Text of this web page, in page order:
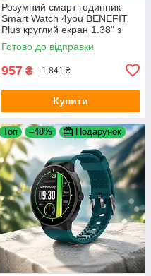
Розумний смарт годинник
Smart Watch 4you BENEFIT
Plus круглий екран 1.38" з
функцією дзвінків перегляд
повідомлень Ocean
Готово до відправки
957 ₴ 1 841 ₴
Купити
Топ –48% Подарунок